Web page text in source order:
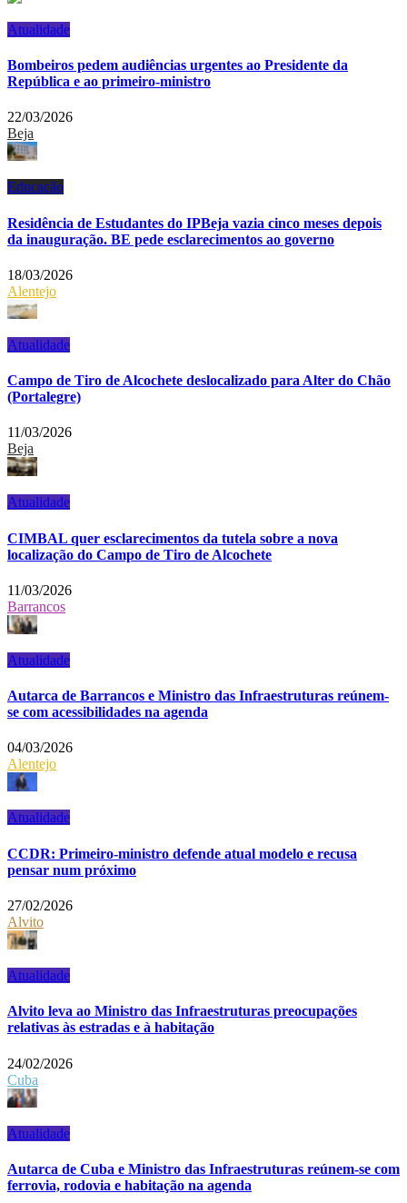
Atualidade
Bombeiros pedem audiências urgentes ao Presidente da
República e ao primeiro-ministro
22/03/2026
Beja
Educação
Residência de Estudantes do IPBeja vazia cinco meses depois
da inauguração. BE pede esclarecimentos ao governo
18/03/2026
Alentejo
Atualidade
Campo de Tiro de Alcochete deslocalizado para Alter do Chão
(Portalegre)
11/03/2026
Beja
Atualidade
CIMBAL quer esclarecimentos da tutela sobre a nova
localização do Campo de Tiro de Alcochete
11/03/2026
Barrancos
Atualidade
Autarca de Barrancos e Ministro das Infraestruturas reúnem-
se com acessibilidades na agenda
04/03/2026
Alentejo
Atualidade
CCDR: Primeiro-ministro defende atual modelo e recusa
pensar num próximo
27/02/2026
Alvito
Atualidade
Alvito leva ao Ministro das Infraestruturas preocupações
relativas às estradas e à habitação
24/02/2026
Cuba
Atualidade
Autarca de Cuba e Ministro das Infraestruturas reúnem-se com
ferrovia, rodovia e habitação na agenda